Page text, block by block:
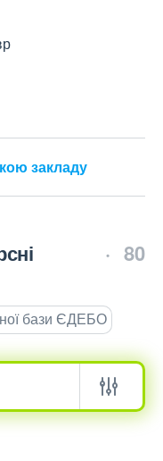
закладу
80
бази ЄДЕБО